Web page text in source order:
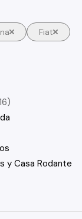
Fiat
y Casa Rodante